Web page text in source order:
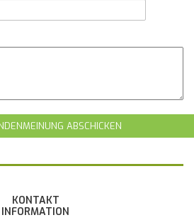
ABSCHICKEN
KONTAKT
INFORMATION